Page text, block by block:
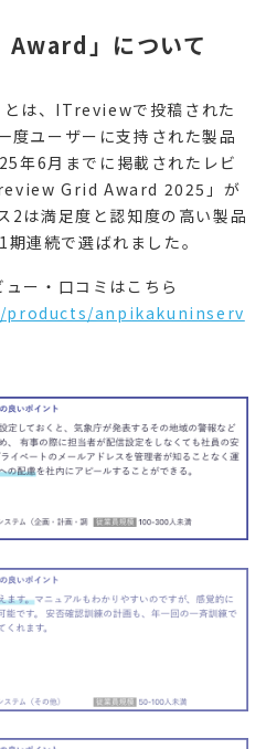
」について
は、ITreviewで投稿された
度ユーザーに支持された製品
年6月までに掲載されたレビ
Grid Award 2025」が
2は満足度と認知度の高い製品
連続で選ばれました。
ー・口コミはこちら
anpikakuninserv